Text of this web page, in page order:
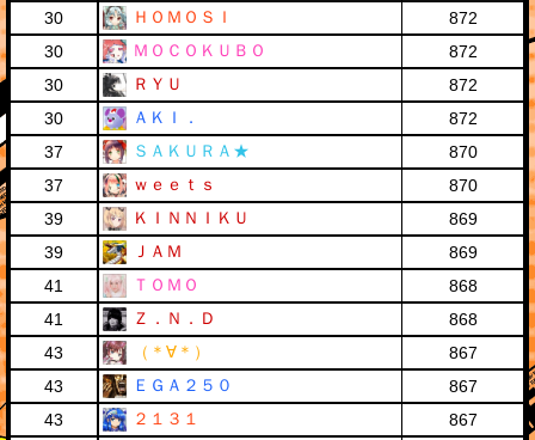
30
ＨＯＭＯＳＩ
872
30
ＭＯＣＯＫＵＢＯ
872
30
ＲＹＵ
872
30
ＡＫＩ．
872
37
ＳＡＫＵＲＡ★
870
37
ｗｅｅｔｓ
870
39
ＫＩＮＮＩＫＵ
869
39
ＪＡＭ
869
41
ＴＯＭＯ
868
41
Ｚ．Ｎ．Ｄ
868
43
（＊∀＊）
867
43
ＥＧＡ２５０
867
43
２１３１
867